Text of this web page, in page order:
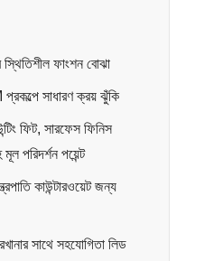
স্থিতিশীল ফাংশন বোঝা
সাধারণ ক্রয় ঝুঁকি
ফিট, সারফেস ফিনিস
পরিদর্শন পয়েন্ট
কাউন্টারওয়েট জন্য
সাথে সহযোগিতা লিড